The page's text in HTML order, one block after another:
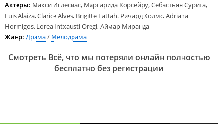
Актеры: Макси Иглесиас, Маргарида Корсейру, Себастьян Сурита,
Luis Alaiza, Clarice Alves, Brigitte Fattah, Ричард Холмс, Adriana
Hormigos, Lorea Intxausti Oregi, Аймар Миранда
Жанр: Драма/ Мелодрама
Смотреть Всё, что мы потеряли онлайн полностью
бесплатно без регистрации